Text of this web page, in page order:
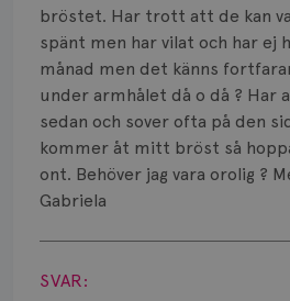
bröstet. Har trott att de kan
spänt men har vilat och har ej
månad men det känns
under armhålet då o då ? Har
sedan och sover ofta på den
kommer åt mitt bröst så
ont. Behöver jag vara orolig ?
Gabriela
Visa svar
SVAR:
Knöl
Läkemedel
Typ av bröstcancer
Smärta
Risker